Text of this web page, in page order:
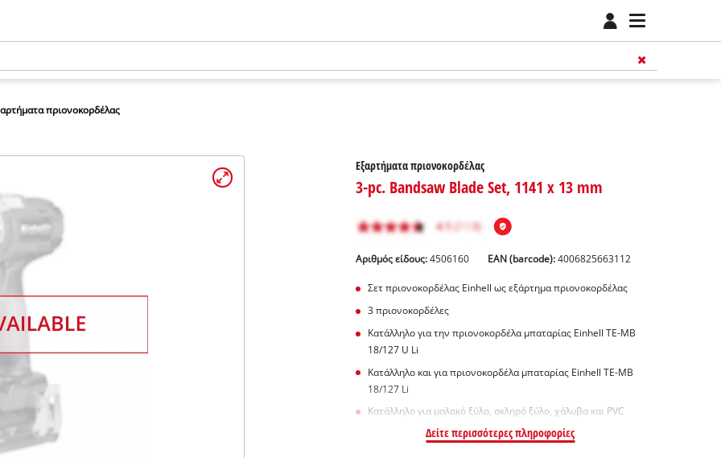
πριονοκορδέλας
Εξαρτήματα πριονοκορδέλας
3-pc. Bandsaw Blade Set, 1141 x 13 mm
Αριθμός είδους: 4506160 EAN (barcode):4006825663112
Σετ πριονοκορδέλας Einhell ως εξάρτημα πριονοκορδέλας
3 πριονοκορδέλες
Κατάλληλο για την πριονοκορδέλα μπαταρίας Einhell TE-MB
18/127 U Li
Κατάλληλο και για πριονοκορδέλα μπαταρίας Einhell TE-MB
18/127 Li
Κατάλληλο για μαλακό ξύλο, σκληρό ξύλο, χάλυβα και PVC
Δείτε περισσότερες πληροφορίες